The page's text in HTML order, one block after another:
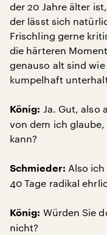
der 20 Jahre älter
der lässt sich
Frischling gerne
die härteren
genauso alt sind
kumpelhaft
König: Ja. Gut, also
von dem ich
kann?
Schmieder: Also
40 Tage radikal
König: Würden Sie
nicht?